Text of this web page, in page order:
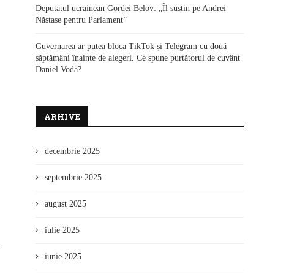
Deputatul ucrainean Gordei Belov: „Îl susțin pe Andrei
Năstase pentru Parlament”
Guvernarea ar putea bloca TikTok și Telegram cu două
săptămâni înainte de alegeri. Ce spune purtătorul de cuvânt
Daniel Vodă?
ARHIVE
decembrie 2025
septembrie 2025
august 2025
iulie 2025
iunie 2025